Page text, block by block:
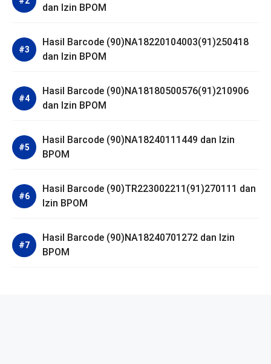
dan Izin BPOM
Hasil Barcode (90)NA18220104003(91)250418
dan Izin BPOM
Hasil Barcode (90)NA18180500576(91)210906
dan Izin BPOM
Hasil Barcode (90)NA18240111449 dan Izin
BPOM
Hasil Barcode (90)TR223002211(91)270111 dan
Izin BPOM
Hasil Barcode (90)NA18240701272 dan Izin
BPOM